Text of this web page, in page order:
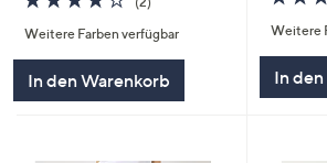
von
5
Weitere Farben verfügbar
In den Warenkorb
Weitere
In